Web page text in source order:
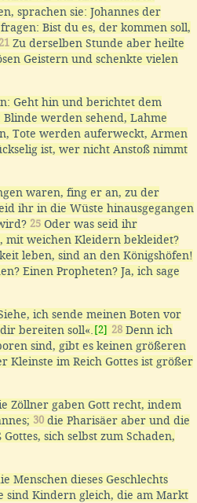
sprachen sie: Johannes der
Bist du es, der kommen soll,
21 Zu derselben Stunde aber heilte
Geistern und schenkte vielen
Geht hin und berichtet dem
werden sehend, Lahme
Tote werden auferweckt, Armen
ist, wer nicht Anstoß nimmt
waren, fing er an, zu der
ihr in die Wüste hinausgegangen
25 Oder was seid ihr
mit weichen Kleidern bekleidet?
leben, sind an den Königshöfen!
Einen Propheten? Ja, ich sage
ich sende meinen Boten vor
bereiten soll«. [2] 28 Denn ich
sind, gibt es keinen größeren
Kleinste im Reich Gottes ist größer
Zöllner gaben Gott recht, indem
30 die Pharisäer aber und die
sich selbst zum Schaden,
Menschen dieses Geschlechts
sind Kindern gleich, die am Markt